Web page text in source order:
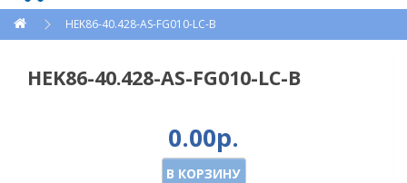
HEK86-40.428-AS-FG010-LC-B
HEK86-40.428-AS-FG010-LC-B
0.00р.
В КОРЗИНУ